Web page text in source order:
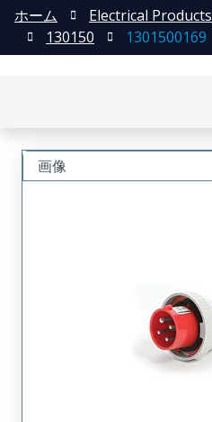
ホーム Electrical Products
130150
1301500169
画像